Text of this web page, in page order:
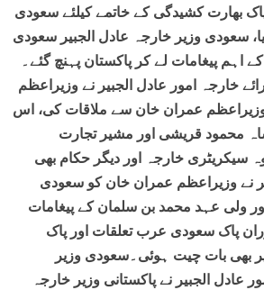
بھارت کشیدگی کے خاتمے کیلئے سعودی
سعودی وزیر خارجہ عادل الجبیر سعودی
اہم پیغامات لے کر پاکستان پہنچ گئے۔
خارجہ امور عادل الجبیر نے وزیراعظم
وزیراعظم عمران خان سے ملاقات کی، اس
محمود قریشی اور مشیر تجارت
سیکریٹری خارجہ اور دیگر حکام بھی
نے وزیراعظم عمران خان کو سعودی
ولی عہد محمد بن سلمان کے پیغامات
پاک سعودی عرب تعلقات اور پاک
بھی بات چیت ہوئی۔سعودی وزیر
عادل الجبیر نے پاکستانی وزیر خارجہ